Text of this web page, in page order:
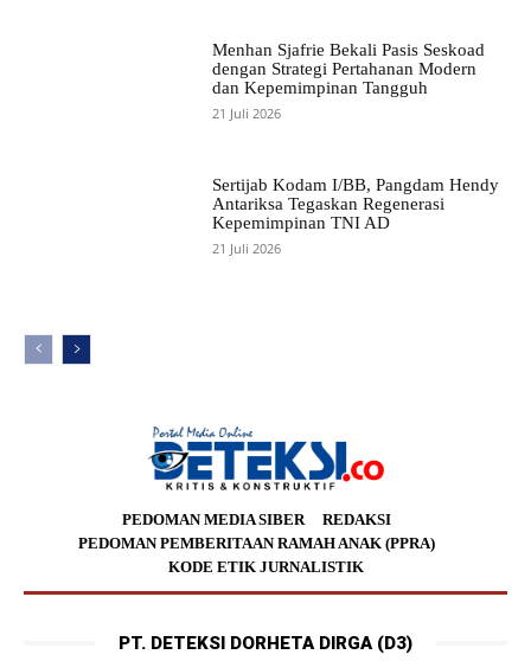
Menhan Sjafrie Bekali Pasis Seskoad
dengan Strategi Pertahanan Modern
dan Kepemimpinan Tangguh
21 Juli 2026
Sertijab Kodam I/BB, Pangdam Hendy
Antariksa Tegaskan Regenerasi
Kepemimpinan TNI AD
21 Juli 2026
PEDOMAN MEDIA SIBER
REDAKSI
PEDOMAN PEMBERITAAN RAMAH ANAK (PPRA)
KODE ETIK JURNALISTIK
PT. DETEKSI DORHETA DIRGA (D3)